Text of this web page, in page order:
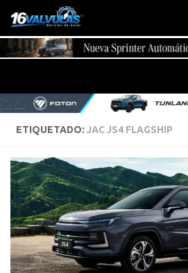
Saltar al contenido
ETIQUETADO: JAC JS4 FLAGSHIP